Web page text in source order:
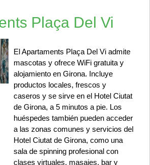
Plaça Del Vi
El Apartaments Plaça Del Vi admite
mascotas y ofrece WiFi gratuita y
alojamiento en Girona. Incluye
productos locales, frescos y
caseros y se sirve en el Hotel Ciutat
de Girona, a 5 minutos a pie. Los
huéspedes también pueden acceder
a las zonas comunes y servicios del
Hotel Ciutat de Girona, como una
sala de spinning profesional con
clases virtuales, masajes, bar y